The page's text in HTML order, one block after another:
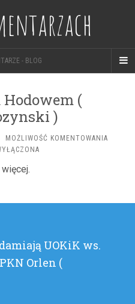
- BLOG
(
)
MOŻLIWOŚĆ KOMENTOWANIA
UOKiK ws.
Orlen (